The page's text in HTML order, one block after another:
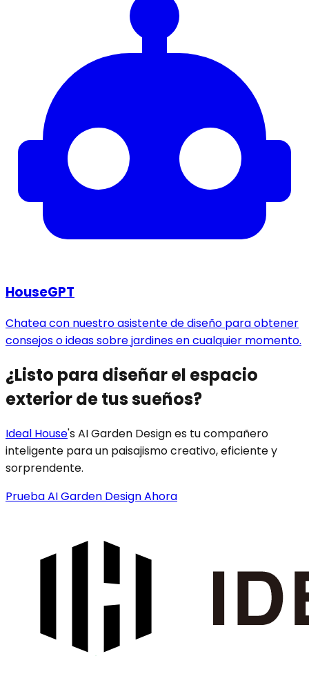
HouseGPT
Chatea con nuestro asistente de diseño para obtener
consejos o ideas sobre jardines en cualquier momento.
¿Listo para diseñar el espacio
exterior de tus sueños?
Ideal House's AI Garden Design es tu compañero
inteligente para un paisajismo creativo, eficiente y
sorprendente.
Prueba AI Garden Design Ahora